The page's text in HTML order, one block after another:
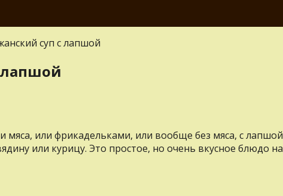
суп с лапшой
лапшой
или фрикадельками, или вообще без мяса, с
или курицу. Это простое, но очень вкусное блюдо